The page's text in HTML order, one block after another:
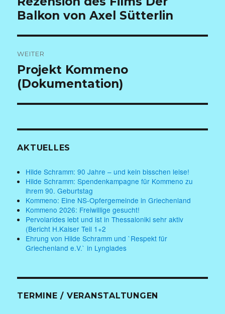
Beitrag:
Balkon von Axel Sütterlin
WEITER
Nächster
Beitrag:
Projekt Kommeno
(Dokumentation)
AKTUELLES
Hilde Schramm: 90 Jahre – und kein bisschen leise!
Hilde Schramm: Spendenkampagne für Kommeno zu
ihrem 90. Geburtstag
Kommeno: Eine NS-Opfergemeinde in Griechenland
Kommeno 2026: Freiwillige gesucht!
Pervolarides lebt und ist in Thessaloniki sehr aktiv
(Bericht H.Kaiser Teil 1+2
Ehrung von Hilde Schramm und `Respekt für
Griechenland e.V.` in Lyngiades
TERMINE / VERANSTALTUNGEN